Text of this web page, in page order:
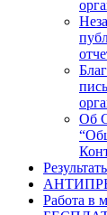
Об
Работа в